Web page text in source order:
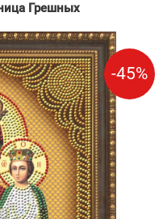
Грешных
-45%